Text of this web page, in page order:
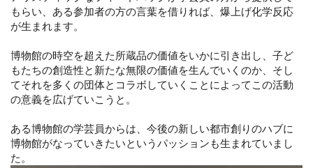
もらい、ある参加者の方の言葉を借りれば、爆上げ化学反応
が生まれます。
博物館の時空を超えた所蔵品の価値をいかに引き出し、子ど
もたちの創造性と新たな無限の価値を生んでいくのか、そし
てそれを多くの団体とコラボしていくことによってこの活動
の意義を広げていこうと。
ある博物館の学芸員からは、今後の新しい都市創りのハブに
博物館がなっていきたいというパッションも生まれていまし
た。